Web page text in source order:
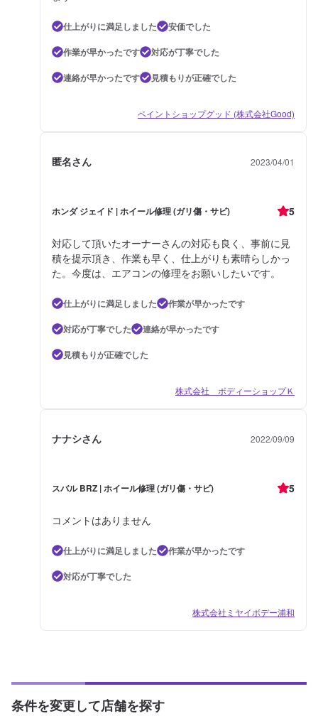
仕上がりに満足しました
安価でした
作業が早かったです
対応が丁寧でした
連絡が早かったです
見積もりが正確でした
ペイントショップグッド (株式会社Good)
匿名さん 2023/04/01
ホンダ ジェイド | ホイール修理 (ガリ傷・サビ) 5
対応して頂いたオーナーさんの対応も良く、事前に見
積を提示頂き、作業も早く、仕上がりも素晴らしかっ
た。今度は、エアコンの修理をお願いしたいです。
仕上がりに満足しました
作業が早かったです
対応が丁寧でした
連絡が早かったです
見積もりが正確でした
株式会社 ボディーショップＫ
ナナシさん 2022/09/09
スバル BRZ | ホイール修理 (ガリ傷・サビ) 5
コメントはありません
仕上がりに満足しました
作業が早かったです
対応が丁寧でした
株式会社ミヤイボデー浦和
条件を変更して店舗を探す